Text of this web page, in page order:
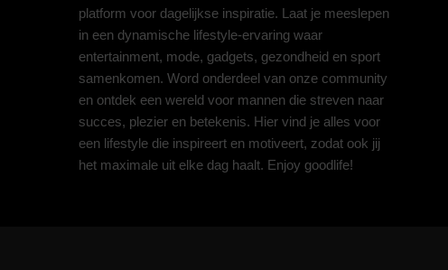
platform voor dagelijkse inspiratie. Laat je meeslepen
in een dynamische lifestyle-ervaring waar
entertainment, mode, gadgets, gezondheid en sport
samenkomen. Word onderdeel van onze community
en ontdek een wereld voor mannen die streven naar
succes, plezier en betekenis. Hier vind je alles voor
een lifestyle die inspireert en motiveert, zodat ook jij
het maximale uit elke dag haalt. Enjoy goodlife!